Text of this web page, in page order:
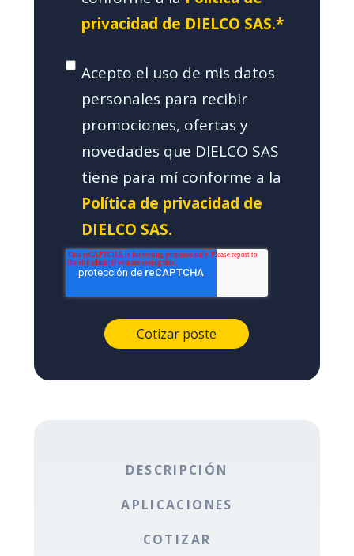
privacidad de DIELCO SAS.*
Acepto el uso de mis datos
personales para recibir
promociones, ofertas y
novedades que DIELCO SAS
tiene para mí conforme a la
Política de privacidad de
DIELCO SAS.
DESCRIPCIÓN
APLICACIONES
COTIZAR